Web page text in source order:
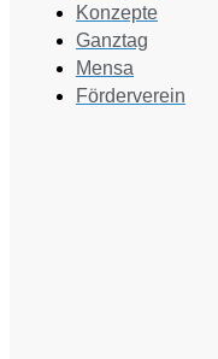
Konzepte
Ganztag
Mensa
Förderverein